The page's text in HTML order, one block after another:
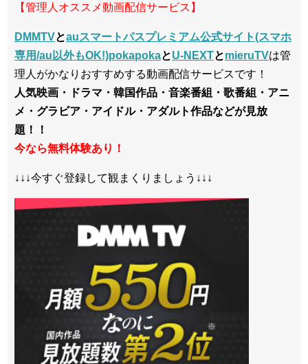
【管理人オススメ動画配信サービス】
DMMTVとauスマートパスプレミアム公式サイト(スマホ
専用/au以外もOK!)pokapokaとU-NEXTとmieruTVは管
理人がかなりおすすめする動画配信サービスです！
人気映画・ドラマ・韓国作品・音楽番組・歌番組・アニ
メ・グラビア・アイドル・アダルト作品などが見放
題！！
今なら無料体験あり！
↓↓↓今すぐ登録して観まくりましょう↓↓↓